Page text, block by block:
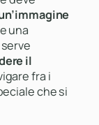
una
il
fra i
che si